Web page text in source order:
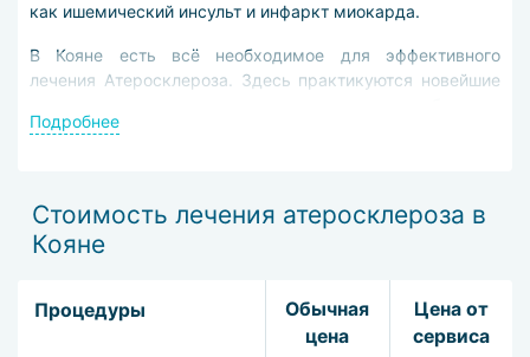
как ишемический инсульт и инфаркт миокарда.
В Кояне есть всё необходимое для эффективного
лечения Атеросклероза. Здесь практикуются новейшие
высокой квалификацией.
доктора Кояна назначают диагностические
исследования:
аортография;
Подробнее
Стоимость лечения атеросклероза в
Кояне
Процедуры
Обычная
цена
Цена от
сервиса